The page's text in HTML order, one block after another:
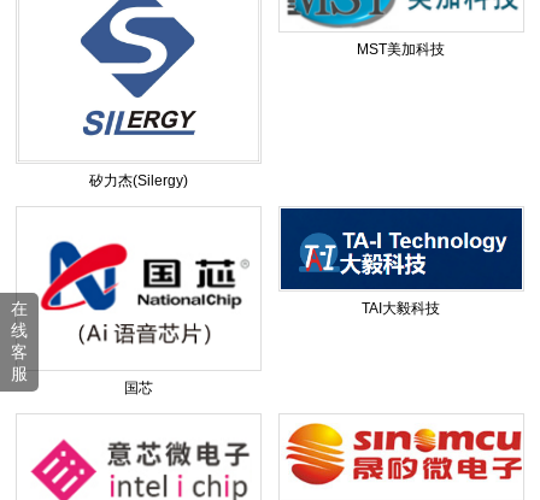
矽力杰(Silergy)
MST美加科技
国芯
TAI大毅科技
在
线
客
服